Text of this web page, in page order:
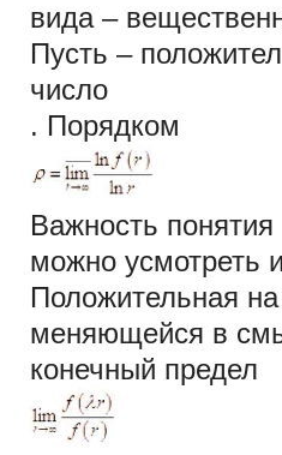
вида –
Пусть –
число
. Порядком
Важность
можно усмотреть
Положительная
меняющейся в
конечный предел